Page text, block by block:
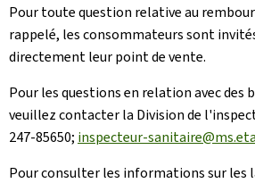
Pour toute question relative au
rappelé, les consommateurs sont
directement leur point de vente.
Pour les questions en relation avec des
veuillez contacter la Division de
247-85650; inspecteur-
Pour consulter les informations sur les